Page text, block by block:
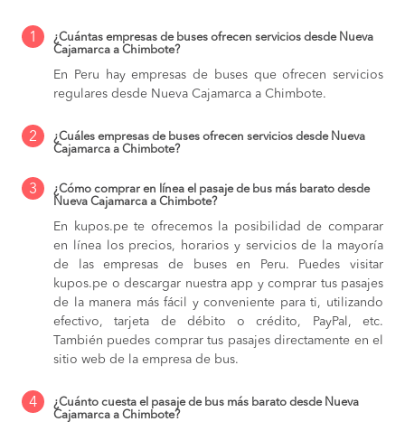
1
¿Cuántas empresas de buses ofrecen servicios desde Nueva
Cajamarca a Chimbote?
En Peru hay empresas de buses que ofrecen servicios
regulares desde Nueva Cajamarca a Chimbote.
2
¿Cuáles empresas de buses ofrecen servicios desde Nueva
Cajamarca a Chimbote?
3
¿Cómo comprar en línea el pasaje de bus más barato desde
Nueva Cajamarca a Chimbote?
En kupos.pe te ofrecemos la posibilidad de comparar
en línea los precios, horarios y servicios de la mayoría
de las empresas de buses en Peru. Puedes visitar
kupos.pe o descargar nuestra app y comprar tus pasajes
de la manera más fácil y conveniente para ti, utilizando
efectivo, tarjeta de débito o crédito, PayPal, etc.
También puedes comprar tus pasajes directamente en el
sitio web de la empresa de bus.
4
¿Cuánto cuesta el pasaje de bus más barato desde Nueva
Cajamarca a Chimbote?